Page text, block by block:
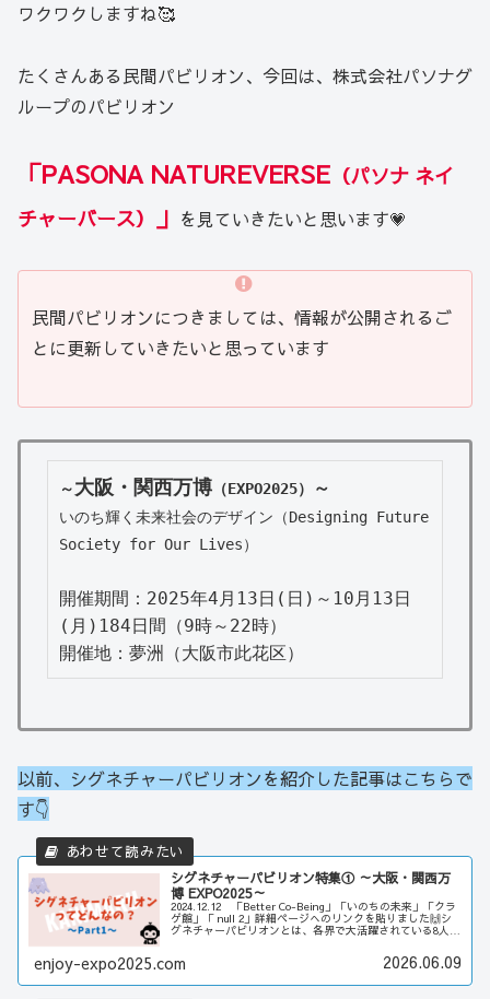
ワクワクしますね🥰
たくさんある民間パビリオン、今回は、株式会社パソナグ
ループのパビリオン
「PASONA NATUREVERSE （パソナ ネイ
チャーバース）
」 を見ていきたいと思います💗
民間パビリオンにつきましては、情報が公開されるご
とに更新していきたいと思っています
～大阪・関西万博 （EXPO2025） ～
いのち輝く未来社会のデザイン（Designing Future
Society for Our Lives）
開催期間：2025年4月13日(日)～10月13日
(月)184日間（9時～22時）
開催地：夢洲（大阪市此花区）
以前、シグネチャーパビリオンを紹介した記事はこちらで
す👇
シグネチャーパビリオン特集① ～大阪・関西万
博 EXPO2025～
2024.12.12 「Better Co-Being」「いのちの未来」「クラ
ゲ館」「 null 2」詳細ページへのリンクを貼りました🙌シ
グネチャーパビリオンとは、各界で大活躍されている8人の
enjoy-expo2025.com 2026.06.09